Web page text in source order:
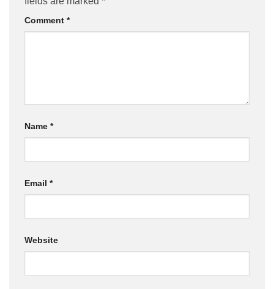
Comment *
Name *
Email *
Website